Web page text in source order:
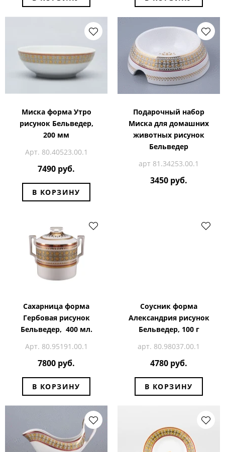
Миска форма Утро
рисунок Бельведер,
200 мм
Арт. 80.40523.00.1
7490 руб.
В КОРЗИНУ
Подарочный набор
Миска для домашних
животных рисунок
Бельведер
арт 81.34253.00.1
3450 руб.
Сахарница форма
Гербовая рисунок
Бельведер, 400 мл.
Арт. 80.95191.00.1
7800 руб.
В КОРЗИНУ
Соусник форма
Александрия рисунок
Бельведер, 100 г
арт. 80.98037.00.1
4780 руб.
В КОРЗИНУ